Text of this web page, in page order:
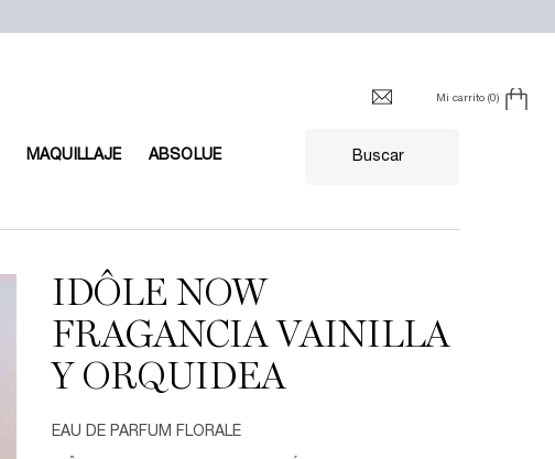
Mi carrito 0
0 producto en el carrito
MAQUILLAJE ABSOLUE Buscar
IDÔLE NOW
FRAGANCIA VAINILLA
Y ORQUIDEA
EAU DE PARFUM FLORALE